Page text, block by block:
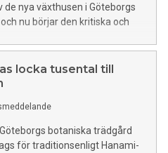
de nya växthusen i Göteborgs
nu börjar den kritiska och
locka tusental till
botaniska trädgård
för traditionsenligt Hanami-